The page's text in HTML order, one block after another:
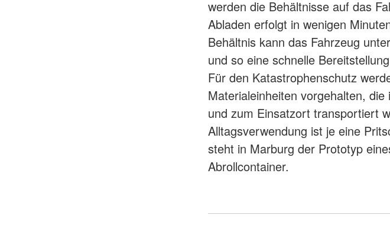
werden die Behältnisse auf das
Abladen erfolgt in wenigen
Behältnis kann das Fahrzeug
und so eine schnelle
Für den Katastrophenschutz
Materialeinheiten vorgehalten,
und zum Einsatzort transportiert
Alltagsverwendung ist je eine
steht in Marburg der Prototyp
Abrollcontainer.